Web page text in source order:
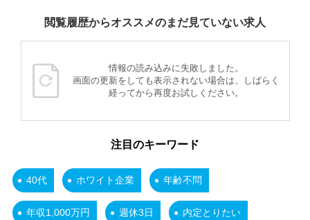
閲覧履歴からオススメのまだ見ていない求人
情報の読み込みに失敗しました。
画面の更新をしても表示されない場合は、しばらく
経ってから再度お試しください。
注目のキーワード
40代 ホワイト企業 年齢不問
年収1,000万円 週休3日 内定とりたい